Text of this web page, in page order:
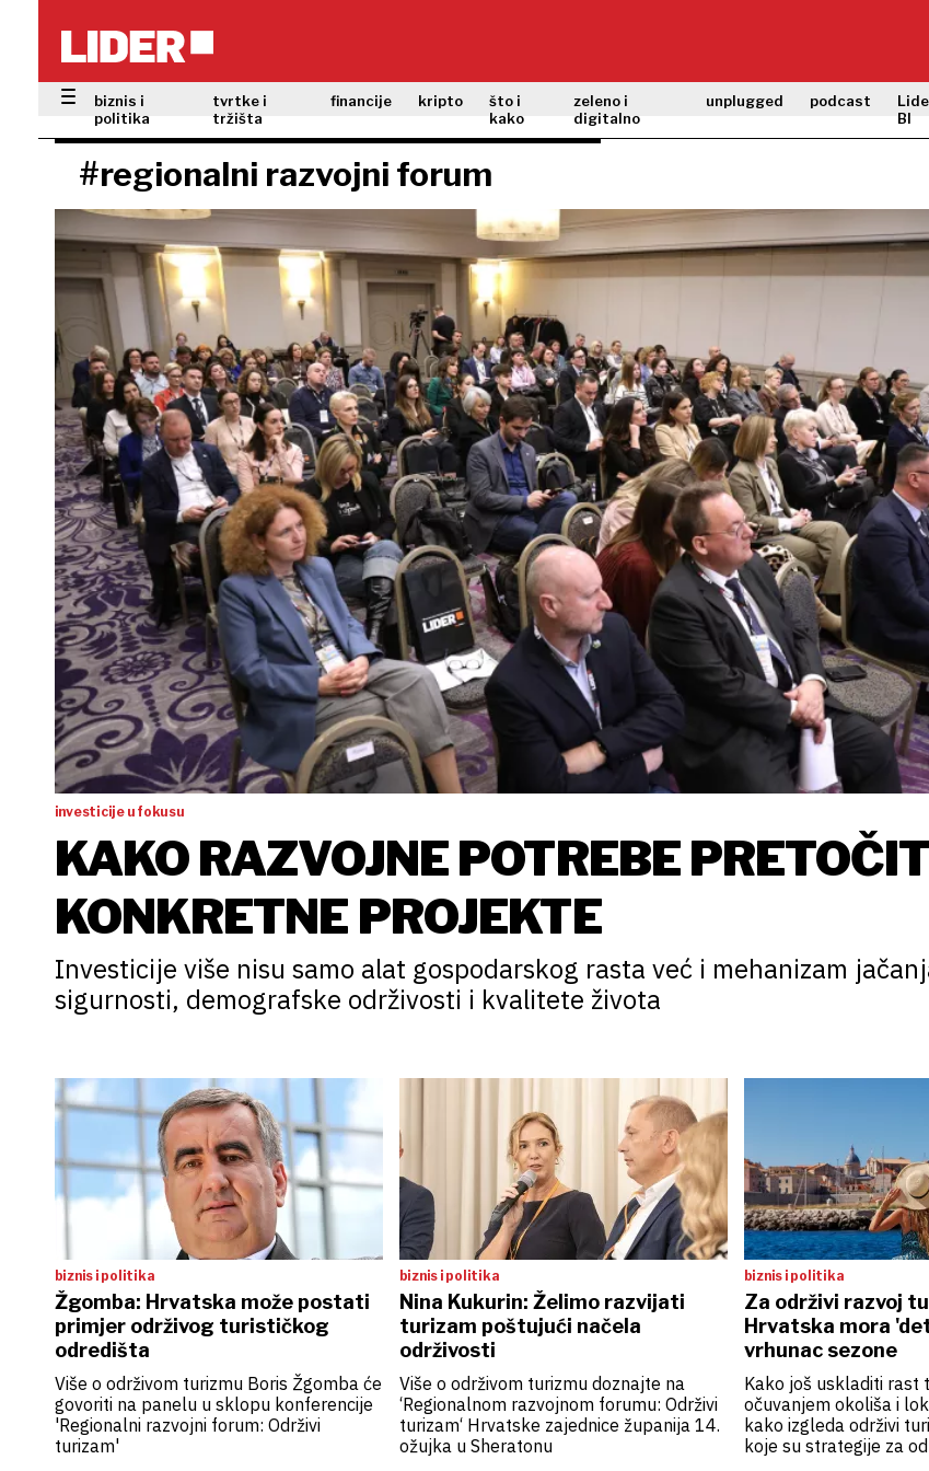
biznis i
politika
tvrtke i
tržišta
financije kripto
što i
kako
zeleno i
digitalno
unplugged podcast
BI
#regionalni razvojni forum
investicije u fokusu
KAKO RAZVOJNE POTREBE
KONKRETNE PROJEKTE
Investicije više nisu samo alat gospodarskog rasta već i mehanizam
sigurnosti, demografske održivosti i kvalitete života
biznis i politika
Žgomba: Hrvatska može postati
primjer održivog turističkog
odredišta
Više o održivom turizmu Boris Žgomba će
govoriti na panelu u sklopu konferencije
'Regionalni razvojni forum: Održivi
turizam'
biznis i politika
Nina Kukurin: Želimo razvijati
turizam poštujući načela
održivosti
Više o održivom turizmu doznajte na
‘Regionalnom razvojnom forumu: Održivi
turizam‘ Hrvatske zajednice županija 14.
ožujka u Sheratonu
biznis i politika
Za održivi razvoj
Hrvatska mora
vrhunac sezone
Kako još uskladiti rast
očuvanjem okoliša i
kako izgleda održivi
koje su strategije za